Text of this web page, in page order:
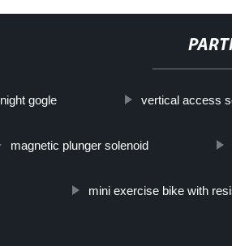
night gogle vertical access
magnetic plunger solenoid
mini exercise bike with